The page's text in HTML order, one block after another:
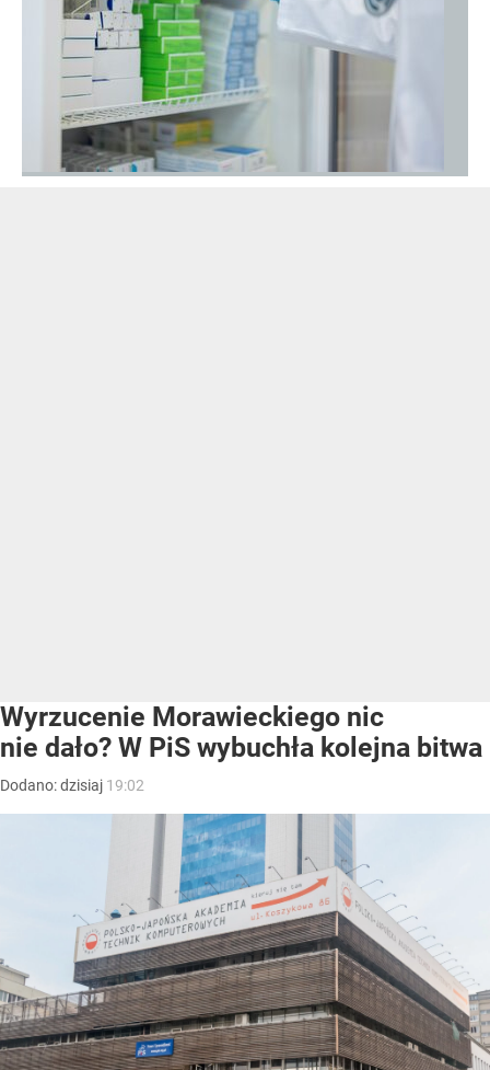
Wyrzucenie Morawieckiego nic
nie dało? W PiS wybuchła kolejna bitwa
Dodano:dzisiaj 19:02